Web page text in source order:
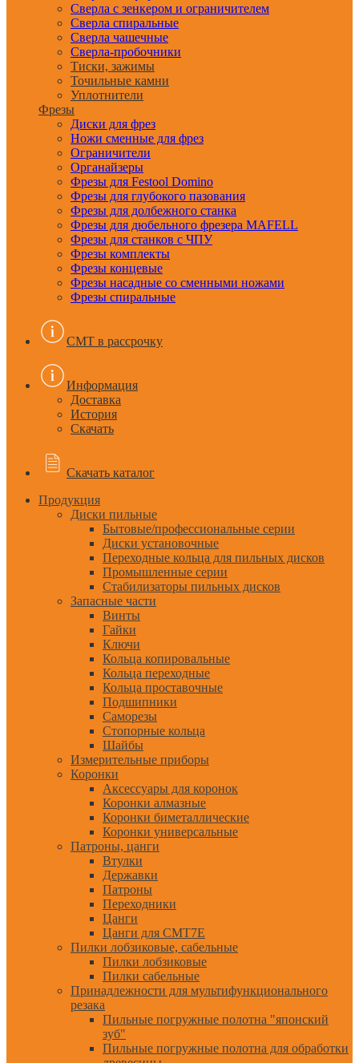
Сверла с зенкером и ограничителем
Сверла спиральные
Сверла чашечные
Сверла-пробочники
Тиски, зажимы
Точильные камни
Уплотнители
Фрезы
Диски для фрез
Ножи сменные для фрез
Ограничители
Органайзеры
Фрезы для Festool Domino
Фрезы для глубокого пазования
Фрезы для долбежного станка
Фрезы для дюбельного фрезера MAFELL
Фрезы для станков с ЧПУ
Фрезы комплекты
Фрезы концевые
Фрезы насадные со сменными ножами
Фрезы спиральные
CMT в рассрочку
Информация
Доставка
История
Скачать
Скачать каталог
Продукция
Диски пильные
Бытовые/профессиональные серии
Диски установочные
Переходные кольца для пильных дисков
Промышленные серии
Стабилизаторы пильных дисков
Запасные части
Винты
Гайки
Ключи
Кольца копировальные
Кольца переходные
Кольца проставочные
Подшипники
Саморезы
Стопорные кольца
Шайбы
Измерительные приборы
Коронки
Аксессуары для коронок
Коронки алмазные
Коронки биметаллические
Коронки универсальные
Патроны, цанги
Втулки
Державки
Патроны
Переходники
Цанги
Цанги для CMT7E
Пилки лобзиковые, сабельные
Пилки лобзиковые
Пилки сабельные
Принадлежности для мультифункционального
резака
Пильные погружные полотна "японский
зуб"
Пильные погружные полотна для обработки